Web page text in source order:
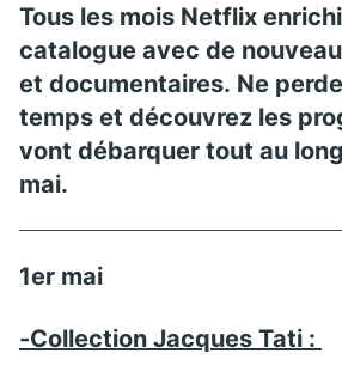
Tous les mois Netflix
catalogue avec de
et documentaires. Ne
temps et découvrez les
vont débarquer tout au
mai.
1er mai
-Collection Jacques Tati :